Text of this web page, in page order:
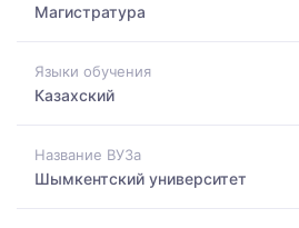
Магистратура
Языки обучения
Казахский
Название ВУЗа
Шымкентский университет